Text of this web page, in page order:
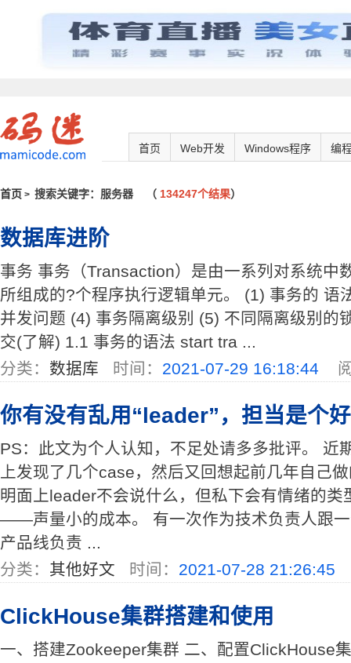
首页 Web开发 Windows程序 编
首页 > 搜索关键字：服务器 （ 134247个结果）
数据库进阶
事务 事务（Transaction）是由一系列对系统中
所组成的?个程序执行逻辑单元。 (1) 事务的 语
并发问题 (4) 事务隔离级别 (5) 不同隔离级别的
交(了解) 1.1 事务的语法 start tra ...
分类： 数据库 时间： 2021-07-29 16:18:44 阅
你有没有乱用“leader”，担当是个
PS：此文为个人认知，不足处请多多批评。 近
上发现了几个case，然后又回想起前几年自己
明面上leader不会说什么，但私下会有情绪的类
——声量小的成本。 有一次作为技术负责人跟
产品线负责 ...
分类： 其他好文 时间： 2021-07-28 21:26:45
ClickHouse集群搭建和使用
一、搭建Zookeeper集群 二、配置ClickHouse